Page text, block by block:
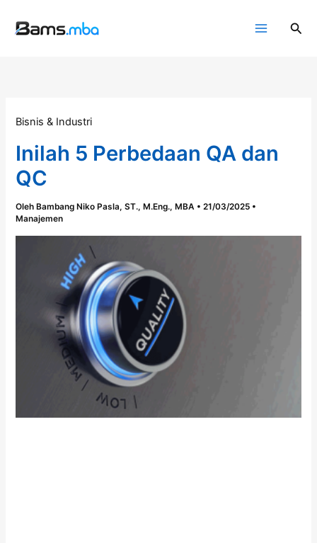
Cari
Bisnis & Industri
Inilah 5 Perbedaan QA dan
QC
Oleh Bambang Niko Pasla, ST., M.Eng., MBA •21/03/2025 •
Manajemen